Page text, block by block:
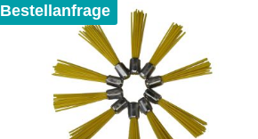
Bestellanfrage